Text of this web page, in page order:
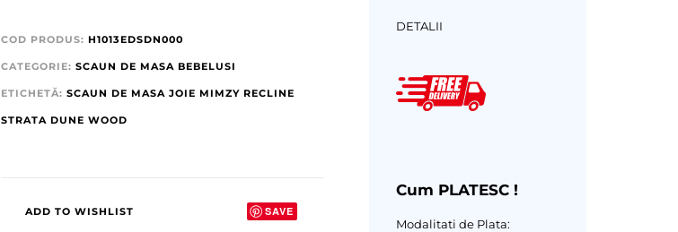
COD PRODUS: H1013EDSDN000
CATEGORIE: SCAUN DE MASA BEBELUSI
ETICHETĂ: SCAUN DE MASA JOIE MIMZY RECLINE
STRATA DUNE WOOD
ADD TO WISHLIST SAVE
DETALII
Cum PLATESC !
Modalitati de Plata: